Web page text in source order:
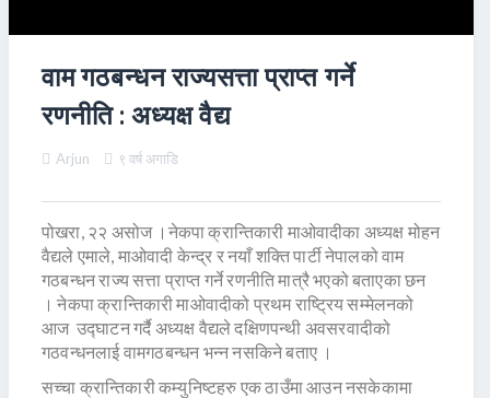
वाम गठबन्धन राज्यसत्ता प्राप्त गर्ने
रणनीति : अध्यक्ष वैद्य
Arjun ९ वर्ष अगाडि
पोखरा, २२ असोज ।नेकपा क्रान्तिकारी माओवादीका अध्यक्ष मोहन
वैद्यले एमाले, माओवादी केन्द्र र नयाँ शक्ति पार्टी नेपालको वाम
गठबन्धन राज्य सत्ता प्राप्त गर्ने रणनीति मात्रै भएको बताएका छन
। नेकपा क्रान्तिकारी माओवादीको प्रथम राष्ट्रिय सम्मेलनको
आज उद्घाटन गर्दै अध्यक्ष वैद्यले दक्षिणपन्थी अवसरवादीको
गठवन्धनलाई वामगठबन्धन भन्न नसकिने बताए ।
सच्चा क्रान्तिकारी कम्युनिष्टहरु एक ठाउँमा आउन नसकेकामा